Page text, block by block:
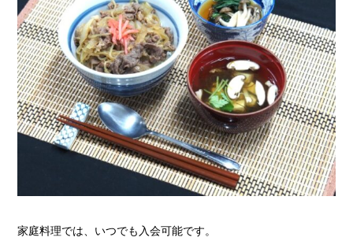
家庭料理では、いつでも入会可能です。